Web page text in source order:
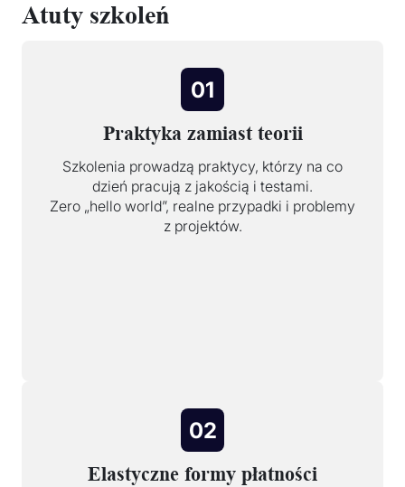
Atuty szkoleń
01
Praktyka zamiast teorii
Szkolenia prowadzą praktycy, którzy na co
dzień pracują z jakością i testami.
Zero „hello world”, realne przypadki i problemy
z projektów.
02
Elastyczne formy płatności